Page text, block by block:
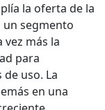
la oferta de la
un segmento
más la
para
uso. La
en una